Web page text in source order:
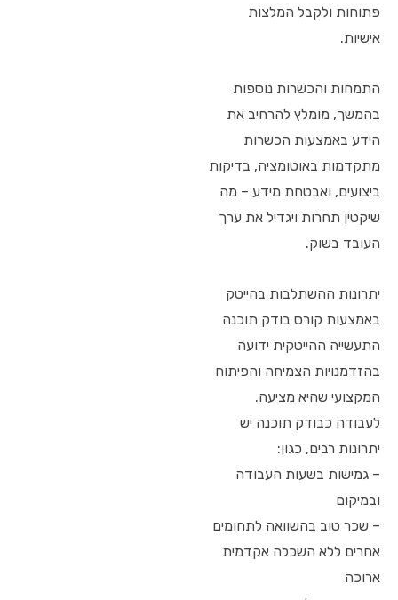
פתוחות ולקבל המלצות
אישיות.
התמחות והכשרות נוספות
בהמשך, מומלץ להרחיב את
הידע באמצעות הכשרות
מתקדמות באוטומציה, בדיקות
ביצועים, ואבטחת מידע – מה
שיקטין תחרות ויגדיל את ערך
העובד בשוק.
יתרונות ההשתלבות בהייטק
באמצעות קורס בודק תוכנה
התעשייה ההייטקית ידועה
בהזדמנויות הצמיחה והפיתוח
המקצועי שהיא מציעה.
לעבודה כבודק תוכנה יש
יתרונות רבים, כגון:
– גמישות בשעות העבודה
ובמיקום
– שכר טוב בהשוואה לתחומים
אחרים ללא השכלה אקדמית
ארוכה